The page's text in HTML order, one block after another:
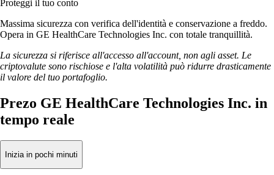
Proteggi il tuo conto
Massima sicurezza con verifica dell'identità e conservazione a freddo.
Opera in GE HealthCare Technologies Inc. con totale tranquillità.
La sicurezza si riferisce all'accesso all'account, non agli asset. Le
criptovalute sono rischiose e l'alta volatilità può ridurre drasticamente
il valore del tuo portafoglio.
Prezo GE HealthCare Technologies Inc. in
tempo reale
Inizia in pochi minuti